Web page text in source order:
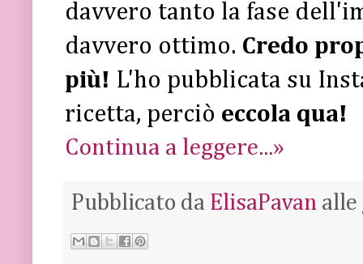
davvero tanto la fase
davvero ottimo. Credo
più! L'ho pubblicata su
ricetta, perciò eccola qua!
Continua a leggere...»
Pubblicato da ElisaPavan alle